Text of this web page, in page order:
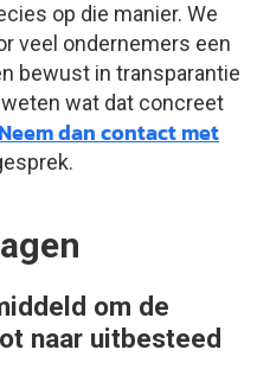
op die manier. We
veel ondernemers een
bewust in transparantie
wat dat concreet
Neem dan contact met
om de
naar uitbesteed